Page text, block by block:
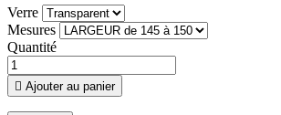
Verre
Mesures
Quantité
 Ajouter au panier